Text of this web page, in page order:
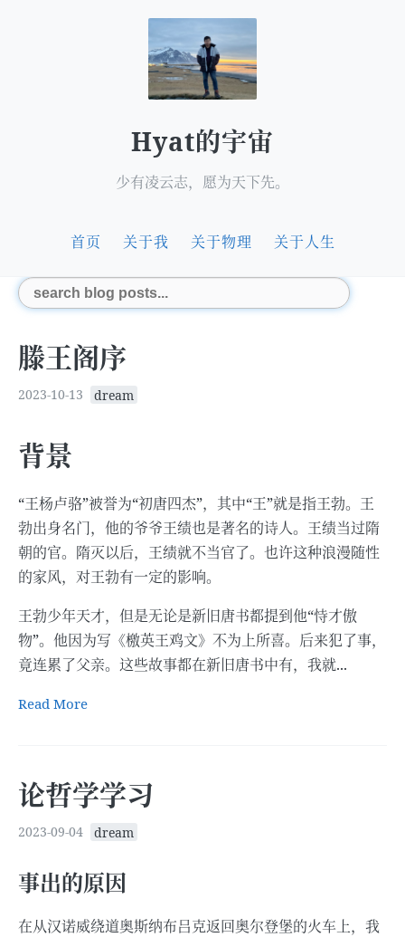
Hyat的宇宙
少有凌云志，愿为天下先。
首页 关于我 关于物理 关于人生
滕王阁序
2023-10-13 dream
背景
“王杨卢骆”被誉为“初唐四杰”，其中“王”就是指王勃。王
勃出身名门，他的爷爷王绩也是著名的诗人。王绩当过隋
朝的官。隋灭以后，王绩就不当官了。也许这种浪漫随性
的家风，对王勃有一定的影响。
王勃少年天才，但是无论是新旧唐书都提到他“恃才傲
物”。他因为写《檄英王鸡文》不为上所喜。后来犯了事，
竟连累了父亲。这些故事都在新旧唐书中有，我就...
Read More
论哲学学习
2023-09-04 dream
事出的原因
在从汉诺威绕道奥斯纳布吕克返回奥尔登堡的火车上，我